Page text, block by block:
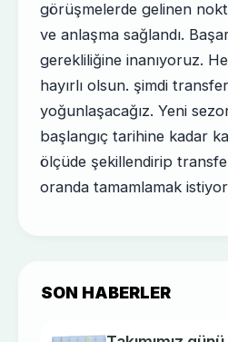
görüşmelerde gelinen
ve anlaşma sağlandı.
gerekliliğine inanıyoruz.
hayırlı olsun. şimdi
yoğunlaşacağız. Yeni
başlangıç tarihine kadar
ölçüde şekillendirip
oranda tamamlamak
SON HABERLER